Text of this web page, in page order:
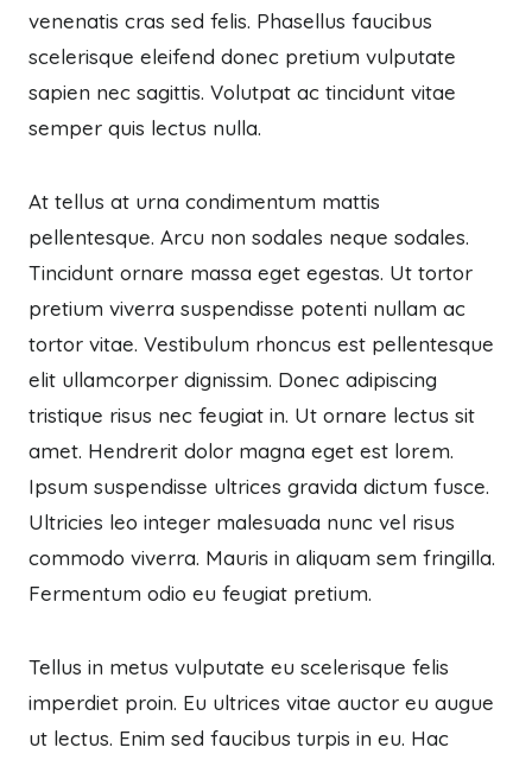
venenatis cras sed felis. Phasellus faucibus
scelerisque eleifend donec pretium vulputate
sapien nec sagittis. Volutpat ac tincidunt vitae
semper quis lectus nulla.
At tellus at urna condimentum mattis
pellentesque. Arcu non sodales neque sodales.
Tincidunt ornare massa eget egestas. Ut tortor
pretium viverra suspendisse potenti nullam ac
tortor vitae. Vestibulum rhoncus est pellentesque
elit ullamcorper dignissim. Donec adipiscing
tristique risus nec feugiat in. Ut ornare lectus sit
amet. Hendrerit dolor magna eget est lorem.
Ipsum suspendisse ultrices gravida dictum fusce.
Ultricies leo integer malesuada nunc vel risus
commodo viverra. Mauris in aliquam sem fringilla.
Fermentum odio eu feugiat pretium.
Tellus in metus vulputate eu scelerisque felis
imperdiet proin. Eu ultrices vitae auctor eu augue
ut lectus. Enim sed faucibus turpis in eu. Hac